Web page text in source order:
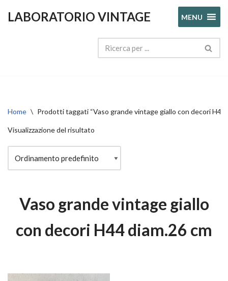
LABORATORIO VINTAGE MENU
Home \ Prodotti taggati “Vaso grande vintage giallo con decori H44
Visualizzazione del risultato
Vaso grande vintage giallo
con decori H44 diam.26 cm